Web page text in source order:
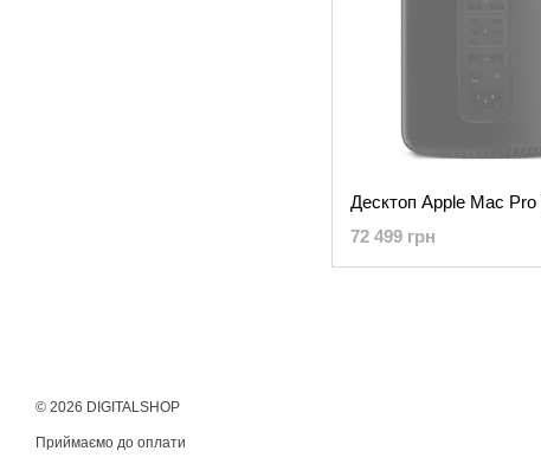
72 499 грн
© 2026 DIGITALSHOP
Приймаємо до оплати